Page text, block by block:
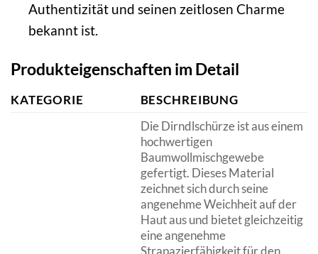
Authentizität und seinen zeitlosen Charme
bekannt ist.
Produkteigenschaften im Detail
KATEGORIE BESCHREIBUNG
Die Dirndlschürze ist aus einem
hochwertigen
Baumwollmischgewebe
gefertigt. Dieses Material
zeichnet sich durch seine
angenehme Weichheit auf der
Haut aus und bietet gleichzeitig
eine angenehme
Strapazierfähigkeit für den